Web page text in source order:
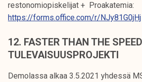
restonomiopiskelijat + Proakatemia:
https://forms.office.com/r/NJy81G0jHj
12. FASTER THAN THE
TULEVAISUUSPROJEKTI
Demolassa alkaa 3.5.2021 yhdessä